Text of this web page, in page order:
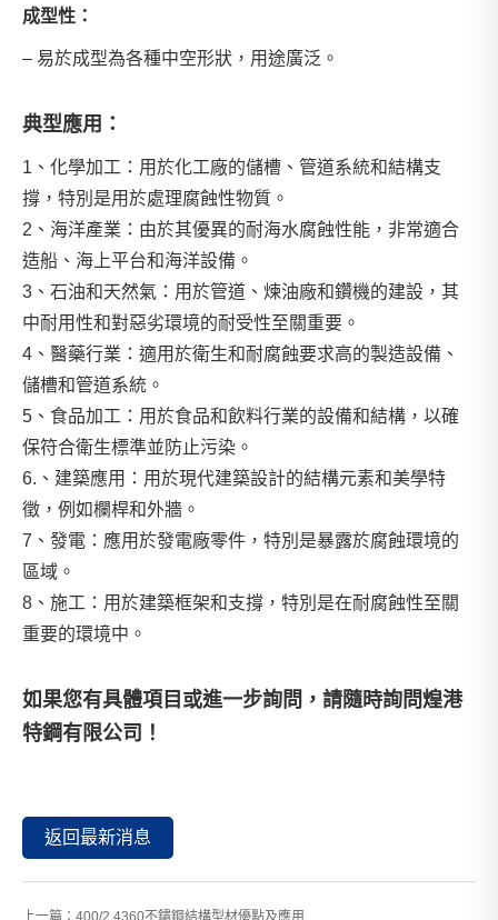
成型性：
– 易於成型為各種中空形狀，用途廣泛。
典型應用：
1、化學加工：用於化工廠的儲槽、管道系統和結構支
撐，特別是用於處理腐蝕性物質。
2、海洋產業：由於其優異的耐海水腐蝕性能，非常適合
造船、海上平台和海洋設備。
3、石油和天然氣：用於管道、煉油廠和鑽機的建設，其
中耐用性和對惡劣環境的耐受性至關重要。
4、醫藥行業：適用於衛生和耐腐蝕要求高的製造設備、
儲槽和管道系統。
5、食品加工：用於食品和飲料行業的設備和結構，以確
保符合衛生標準並防止污染。
6.、建築應用：用於現代建築設計的結構元素和美學特
徵，例如欄桿和外牆。
7、發電：應用於發電廠零件，特別是暴露於腐蝕環境的
區域。
8、施工：用於建築框架和支撐，特別是在耐腐蝕性至關
重要的環境中。
如果您有具體項目或進一步詢問，請隨時詢問煌港
特鋼有限公司 ！
返回最新消息
上一篇： 400/2.4360不鏽鋼結構型材優點及應用